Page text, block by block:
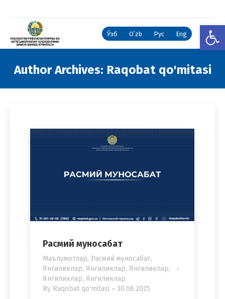
Ўзб Oʻzb Рус Eng
Author Archives: Raqobat qo'mitasi
Расмий муносабат
Маълумотлар, Расмий муносабат,
Янгиликлар, Янгиликлар, Янгиликлар,
Янгиликлар, Янгиликлар
By Raqobat qo'mitasi 30.06.2025